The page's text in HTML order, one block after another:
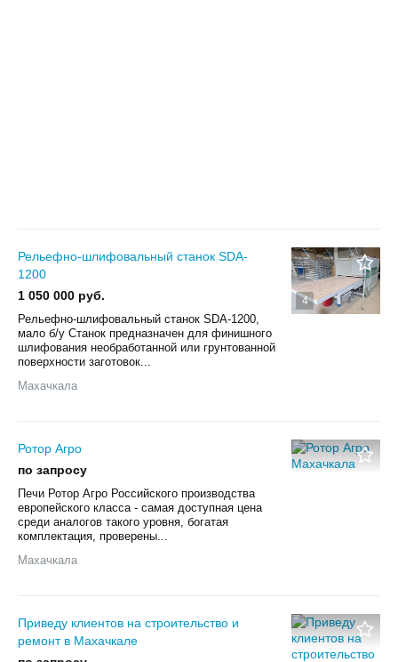
4
Рельефно-шлифовальный станок SDA-
1200
1 050 000 руб.
Рельефно-шлифовальный станок SDA-1200,
мало б/у Станок предназначен для финишного
шлифования необработанной или грунтованной
поверхности заготовок...
Махачкала
Ротор Агро
по запросу
Печи Ротор Агро Российского производства
европейского класса - самая доступная цена
среди аналогов такого уровня, богатая
комплектация, проверены...
Махачкала
Приведу клиентов на строительство и
ремонт в Махачкале